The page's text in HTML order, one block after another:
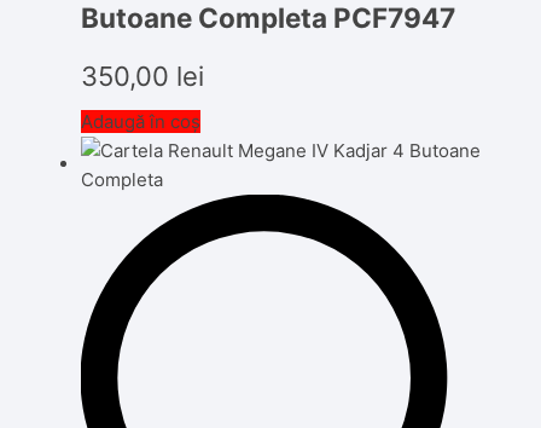
Butoane Completa PCF7947
350,00 lei
Adaugă în coș